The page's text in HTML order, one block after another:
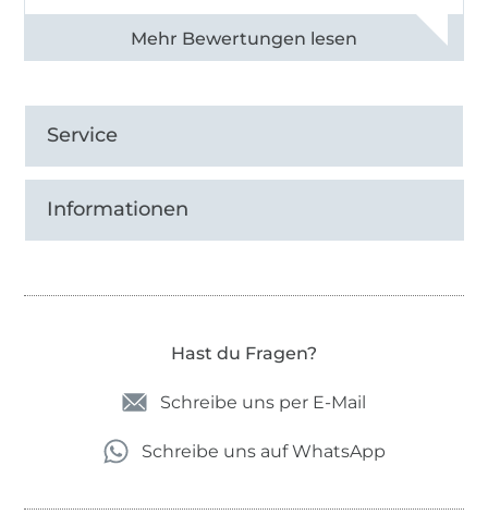
Alle 82968 Bewertungen ansehen
Service
Informationen
Hast du Fragen?
Schreibe uns per E-Mail
Schreibe uns auf WhatsApp